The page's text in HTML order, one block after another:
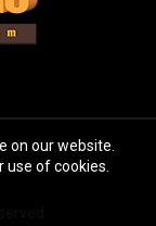
on our website.
use of cookies.